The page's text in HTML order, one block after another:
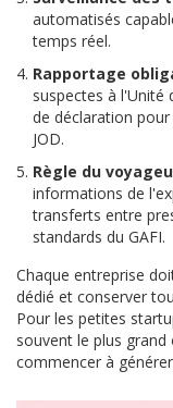
automatisés
temps réel.
Rapportage
suspectes à l'Unité
de déclaration
JOD.
Règle du
informations de
transferts entre
standards du GAFI.
Chaque entreprise
dédié et conserver
Pour les petites
souvent le plus
commencer à